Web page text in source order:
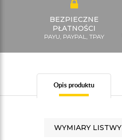
BEZPIECZNE
PŁATNOŚCI
PAYU, PAYPAL, TPAY
Opis produktu
WYMIARY LISTWY